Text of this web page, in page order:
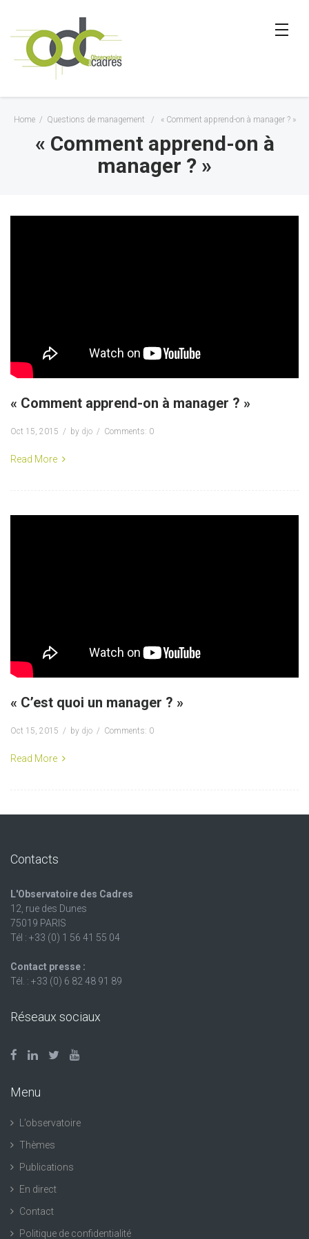
Home / Questions de management / « Comment apprend-on à manager ? »
« Comment apprend-on à
manager ? »
« Comment apprend-on à manager ? »
Oct 15, 2015 by djo Comments: 0
Read More
« C’est quoi un manager ? »
Oct 15, 2015 by djo Comments: 0
Read More
Contacts
L'Observatoire des Cadres
12, rue des Dunes
75019 PARIS
Tél : +33 (0) 1 56 41 55 04
Contact presse :
Tél. : +33 (0) 6 82 48 91 89
Réseaux sociaux
Menu
L’observatoire
Thèmes
Publications
En direct
Contact
Politique de confidentialité